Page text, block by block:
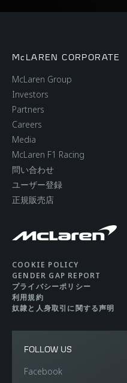
McLAREN CORPORATE
McLaren Group
Investors
Partners
Careers
Media
McLaren F1 Racing
問い合わせ
ユーザー登録
正規販売店
COOKIE POLICY
GENDER GAP REPORT
プライバシーポリシー
利用規約
奴隷と人身取引に関する声明
FOLLOW US
Facebook